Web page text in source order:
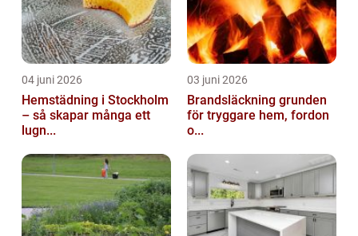
04 juni 2026
Hemstädning i Stockholm
– så skapar många ett
lugn...
03 juni 2026
Brandsläckning grunden
för tryggare hem, fordon
o...